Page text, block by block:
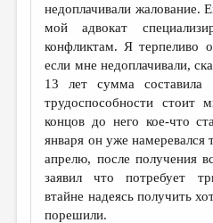
недоплачивали жалование.
мой адвокат
конфликтам. Я терпеливо
если мне недоплачивали,
13 лет сумма
трудоспособности стоит
концов до него кое-что
января он уже намеревался
апрелю, после получения
заявил что потребует
втайне надеясь получить
порешили.